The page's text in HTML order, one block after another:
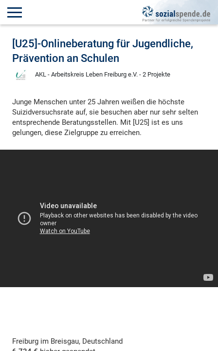
[U25]-Onlineberatung für Jugendliche,
Prävention an Schulen
AKL - Arbeitskreis Leben Freiburg e.V. - 2 Projekte
Junge Menschen unter 25 Jahren weißen die höchste
Suizidversuchsrate auf, sie besuchen aber nur sehr selten
entsprechende Beratungsstellen. Mit [U25] ist es uns
gelungen, diese Zielgruppe zu erreichen.
Freiburg im Breisgau, Deutschland